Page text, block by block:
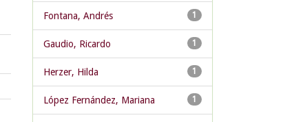
1
Fontana, Andrés
1
Gaudio, Ricardo
1
Herzer, Hilda
1
López Fernández, Mariana